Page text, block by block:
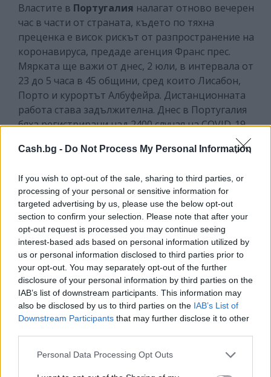
Cash.bg - Do Not Process My Personal Information
If you wish to opt-out of the sale, sharing to third parties, or
processing of your personal or sensitive information for
targeted advertising by us, please use the below opt-out
section to confirm your selection. Please note that after your
opt-out request is processed you may continue seeing
interest-based ads based on personal information utilized by
us or personal information disclosed to third parties prior to
your opt-out. You may separately opt-out of the further
disclosure of your personal information by third parties on the
IAB’s list of downstream participants. This information may
also be disclosed by us to third parties on the IAB’s List of
Downstream Participants that may further disclose it to other
Personal Data Processing Opt Outs
Властите в Португалия налагат отново вечерен
час в части от страната, където по тяхна
преценка е висок рискът от разпространение на
коронавируса, предаде агенция Франс прес.
Мярката ще важи от днес, 2 юли, в интервала от
23 до 5 часа в 45 общини, сред които Лисабон,
Порто и курортът Албуфейра. Дистанционната
работа става задължителна. Днес в Португалия
бяха регистрирани над 2400 случая на COVID-19 -
месеца.
Хърватскиятпремиер Андрей Пленкович обяви
предстоящи промени на критериите за оказване
на помощ на предприемачите, при които
ваксинацията ще бъде едно от условията за
получаване на държавна помощ, предаде
информационният сайт Индекс. „Ако някой иска да
получи помощ за запазване на работните места,
би било добре да се ваксинира“, каза той. На въпрос
на журналист означава ли това, че ваксинацията
ще бъде условие за даване на подкрепа,